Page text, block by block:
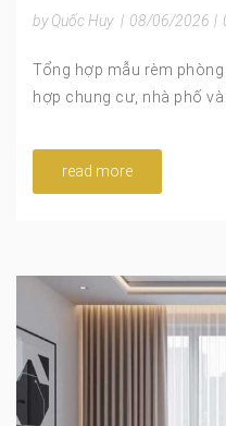
by Quốc Huy | 08/06/2026 |
Tổng hợp mẫu rèm
hợp chung cư, nhà phố và
read more